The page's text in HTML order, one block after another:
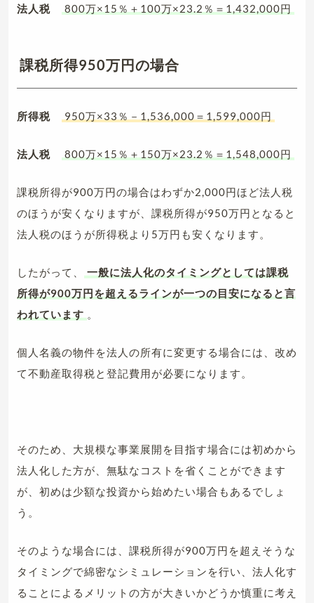
法人税 800万×15％＋100万×23.2％＝1,432,000円
課税所得950万円の場合
所得税 950万×33％－1,536,000＝1,599,000円
法人税 800万×15％＋150万×23.2％＝1,548,000円
課税所得が900万円の場合はわずか2,000円ほど法人税
のほうが安くなりますが、課税所得が950万円となると
法人税のほうが所得税より5万円も安くなります。
したがって、
一般に法人化のタイミングとしては課税
所得が900万円を超えるラインが一つの目安になると言
われています 。
個人名義の物件を法人の所有に変更する場合には、改め
て不動産取得税と登記費用が必要になります。
そのため、大規模な事業展開を目指す場合には初めから
法人化した方が、無駄なコストを省くことができます
が、初めは少額な投資から始めたい場合もあるでしょ
う。
そのような場合には、課税所得が900万円を超えそうな
タイミングで綿密なシミュレーションを行い、法人化す
ることによるメリットの方が大きいかどうか慎重に考え